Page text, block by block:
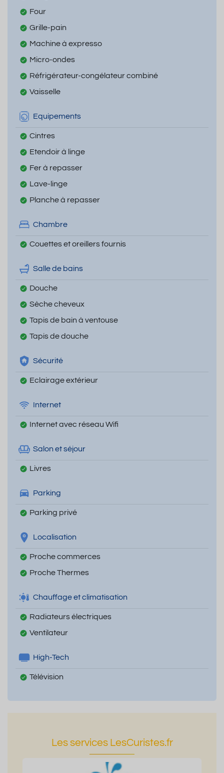
Four
Grille-pain
Machine à expresso
Micro-ondes
Réfrigérateur-congélateur combiné
Vaisselle
Equipements
Cintres
Etendoir à linge
Fer à repasser
Lave-linge
Planche à repasser
Chambre
Couettes et oreillers fournis
Salle de bains
Douche
Sèche cheveux
Tapis de bain à ventouse
Tapis de douche
Sécurité
Eclairage extérieur
Internet
Internet avec réseau Wifi
Salon et séjour
Livres
Parking
Parking privé
Localisation
Proche commerces
Proche Thermes
Chauffage et climatisation
Radiateurs électriques
Ventilateur
High-Tech
Télévision
Les services LesCuristes.fr